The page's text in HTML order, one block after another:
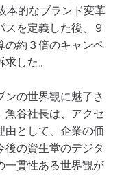
本的なブランド変革
スを定義した後、９
の約３倍のキャンペ
した。
の世界観に魅了さ
魚谷社長は、アクセ
由として、企業の価
後の資生堂のデジタ
一貫性ある世界観が